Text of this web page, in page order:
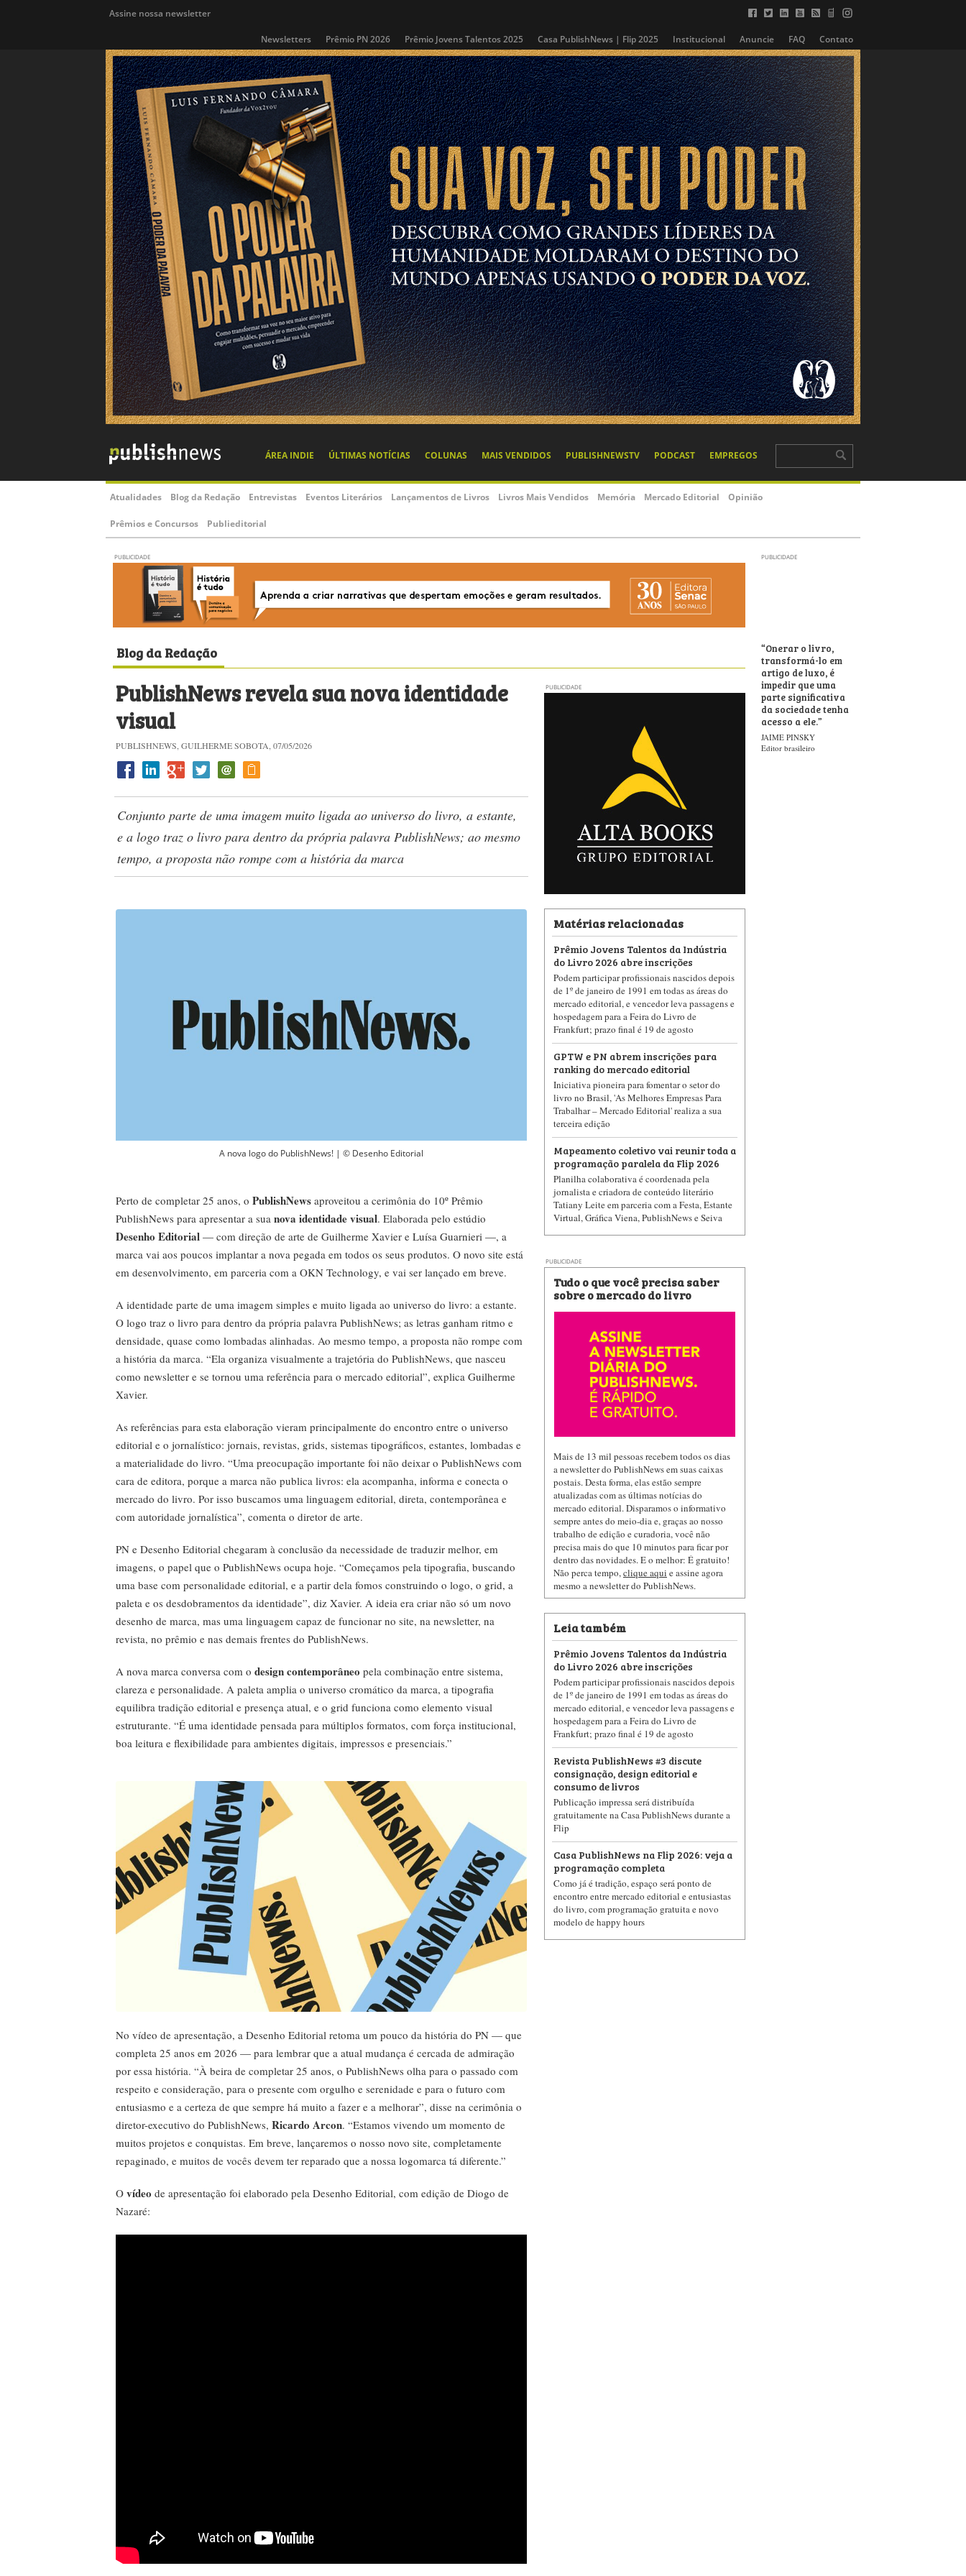
Assine nossa newsletter
Newsletters Prêmio PN 2026 Prêmio Jovens Talentos 2025 Casa PublishNews | Flip 2025 Institucional Anuncie FAQ Contato
ÁREA INDIE ÚLTIMAS NOTÍCIAS COLUNAS MAIS VENDIDOS PUBLISHNEWSTV PODCAST EMPREGOS
Atualidades Blog da Redação Entrevistas Eventos Literários Lançamentos de Livros Livros Mais Vendidos Memória Mercado Editorial Opinião
Prêmios e Concursos Publieditorial
PUBLICIDADE PUBLICIDADE
Blog da Redação
PublishNews revela sua nova identidade
visual
PUBLISHNEWS, GUILHERME SOBOTA, 07/05/2026
Conjunto parte de uma imagem muito ligada ao universo do livro, a estante,
e a logo traz o livro para dentro da própria palavra PublishNews; ao mesmo
tempo, a proposta não rompe com a história da marca
A nova logo do PublishNews! | © Desenho Editorial
Perto de completar 25 anos, o PublishNews aproveitou a cerimônia do 10º Prêmio
PublishNews para apresentar a sua nova identidade visual. Elaborada pelo estúdio
Desenho Editorial — com direção de arte de Guilherme Xavier e Luísa Guarnieri —, a
marca vai aos poucos implantar a nova pegada em todos os seus produtos. O novo site está
em desenvolvimento, em parceria com a OKN Technology, e vai ser lançado em breve.
A identidade parte de uma imagem simples e muito ligada ao universo do livro: a estante.
O logo traz o livro para dentro da própria palavra PublishNews; as letras ganham ritmo e
densidade, quase como lombadas alinhadas. Ao mesmo tempo, a proposta não rompe com
a história da marca. “Ela organiza visualmente a trajetória do PublishNews, que nasceu
como newsletter e se tornou uma referência para o mercado editorial”, explica Guilherme
Xavier.
As referências para esta elaboração vieram principalmente do encontro entre o universo
editorial e o jornalístico: jornais, revistas, grids, sistemas tipográficos, estantes, lombadas e
a materialidade do livro. “Uma preocupação importante foi não deixar o PublishNews com
cara de editora, porque a marca não publica livros: ela acompanha, informa e conecta o
mercado do livro. Por isso buscamos uma linguagem editorial, direta, contemporânea e
com autoridade jornalística”, comenta o diretor de arte.
PN e Desenho Editorial chegaram à conclusão da necessidade de traduzir melhor, em
imagens, o papel que o PublishNews ocupa hoje. “Começamos pela tipografia, buscando
uma base com personalidade editorial, e a partir dela fomos construindo o logo, o grid, a
paleta e os desdobramentos da identidade”, diz Xavier. A ideia era criar não só um novo
desenho de marca, mas uma linguagem capaz de funcionar no site, na newsletter, na
revista, no prêmio e nas demais frentes do PublishNews.
A nova marca conversa com o design contemporâneo pela combinação entre sistema,
clareza e personalidade. A paleta amplia o universo cromático da marca, a tipografia
equilibra tradição editorial e presença atual, e o grid funciona como elemento visual
estruturante. “É uma identidade pensada para múltiplos formatos, com força institucional,
boa leitura e flexibilidade para ambientes digitais, impressos e presenciais.”
No vídeo de apresentação, a Desenho Editorial retoma um pouco da história do PN — que
completa 25 anos em 2026 — para lembrar que a atual mudança é cercada de admiração
por essa história. “À beira de completar 25 anos, o PublishNews olha para o passado com
respeito e consideração, para o presente com orgulho e serenidade e para o futuro com
entusiasmo e a certeza de que sempre há muito a fazer e a melhorar”, disse na cerimônia o
diretor-executivo do PublishNews, Ricardo Arcon. “Estamos vivendo um momento de
muitos projetos e conquistas. Em breve, lançaremos o nosso novo site, completamente
repaginado, e muitos de vocês devem ter reparado que a nossa logomarca tá diferente.”
O vídeo de apresentação foi elaborado pela Desenho Editorial, com edição de Diogo de
Nazaré:
PUBLICIDADE
Matérias relacionadas
Prêmio Jovens Talentos da Indústria
do Livro 2026 abre inscrições
Podem participar profissionais nascidos depois
de 1º de janeiro de 1991 em todas as áreas do
mercado editorial, e vencedor leva passagens e
hospedagem para a Feira do Livro de
Frankfurt; prazo final é 19 de agosto
GPTW e PN abrem inscrições para
ranking do mercado editorial
Iniciativa pioneira para fomentar o setor do
livro no Brasil, 'As Melhores Empresas Para
Trabalhar – Mercado Editorial' realiza a sua
terceira edição
Mapeamento coletivo vai reunir toda a
programação paralela da Flip 2026
Planilha colaborativa é coordenada pela
jornalista e criadora de conteúdo literário
Tatiany Leite em parceria com a Festa, Estante
Virtual, Gráfica Viena, PublishNews e Seiva
PUBLICIDADE
Tudo o que você precisa saber
sobre o mercado do livro
Mais de 13 mil pessoas recebem todos os dias
a newsletter do PublishNews em suas caixas
postais. Desta forma, elas estão sempre
atualizadas com as últimas notícias do
mercado editorial. Disparamos o informativo
sempre antes do meio-dia e, graças ao nosso
trabalho de edição e curadoria, você não
precisa mais do que 10 minutos para ficar por
dentro das novidades. E o melhor: É gratuito!
Não perca tempo,clique aqui e assine agora
mesmo a newsletter do PublishNews.
Leia também
Prêmio Jovens Talentos da Indústria
do Livro 2026 abre inscrições
Podem participar profissionais nascidos depois
de 1º de janeiro de 1991 em todas as áreas do
mercado editorial, e vencedor leva passagens e
hospedagem para a Feira do Livro de
Frankfurt; prazo final é 19 de agosto
Revista PublishNews #3 discute
consignação, design editorial e
consumo de livros
Publicação impressa será distribuída
gratuitamente na Casa PublishNews durante a
Flip
Casa PublishNews na Flip 2026: veja a
programação completa
Como já é tradição, espaço será ponto de
encontro entre mercado editorial e entusiastas
do livro, com programação gratuita e novo
modelo de happy hours
“Onerar o livro,
transformá-lo em
artigo de luxo, é
impedir que uma
parte significativa
da sociedade tenha
acesso a ele.”
JAIME PINSKY
Editor brasileiro